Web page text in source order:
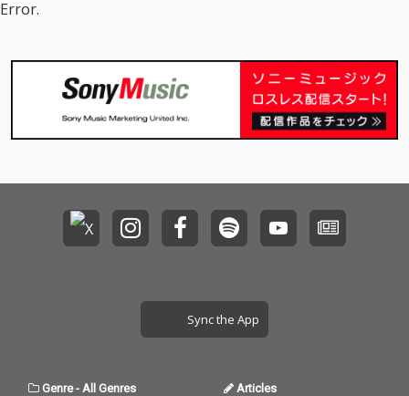
Error.
Sync the App
Genre- All Genres Articles